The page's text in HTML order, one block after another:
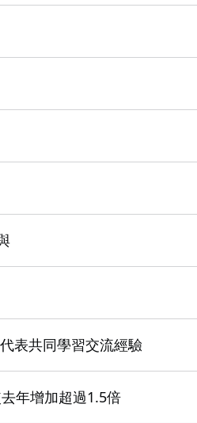
表共同學習交流經驗
年增加超過1.5倍